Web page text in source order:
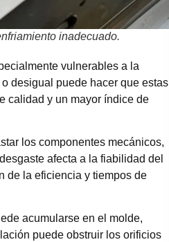
inadecuado.
vulnerables a la
desigual puede hacer que estas
calidad y un mayor índice de
los componentes mecánicos,
afecta a la fiabilidad del
de la eficiencia y tiempos de
acumularse en el molde,
puede obstruir los orificios